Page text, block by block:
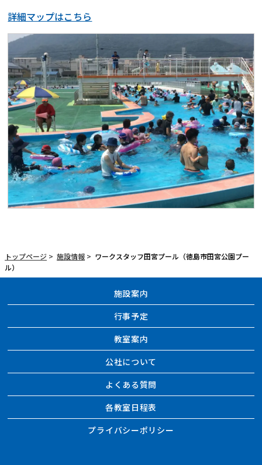
詳細マップはこちら
トップページ > 施設情報 > ワークスタッフ田宮プール（徳島市田宮公園プー
ル）
施設案内
行事予定
教室案内
公社について
よくある質問
各教室日程表
プライバシーポリシー